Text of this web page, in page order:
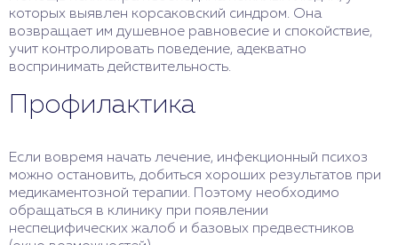
которых выявлен корсаковский синдром. Она
возвращает им душевное равновесие и спокойствие,
учит контролировать поведение, адекватно
воспринимать действительность.
Профилактика
Если вовремя начать лечение, инфекционный психоз
можно остановить, добиться хороших результатов при
медикаментозной терапии. Поэтому необходимо
обращаться в клинику при появлении
неспецифических жалоб и базовых предвестников